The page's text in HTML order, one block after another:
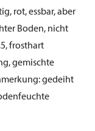
rot, essbar, aber
Boden, nicht
frosthart
gemischte
gedeiht